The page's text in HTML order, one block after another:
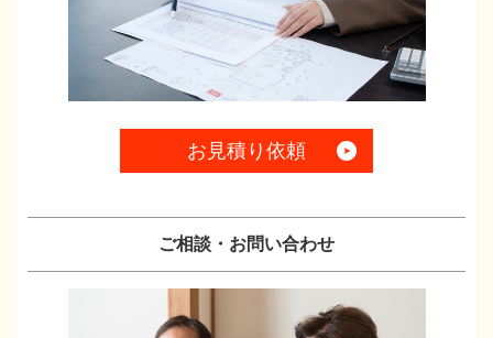
お見積り依頼
ご相談・お問い合わせ